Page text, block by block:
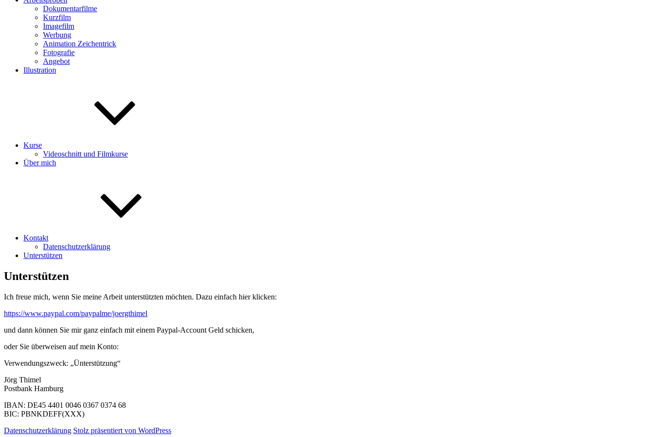
Dokumentarfilme
Kurzfilm
Imagefilm
Werbung
Animation Zeichentrick
Fotografie
Angebot
Illustration
Kurse
Videoschnitt und Filmkurse
Über mich
Kontakt
Datenschutzerklärung
Unterstützen
Unterstützen
Ich freue mich, wenn Sie meine Arbeit unterstützten möchten. Dazu einfach hier klicken:
https://www.paypal.com/paypalme/joergthimel
und dann können Sie mir ganz einfach mit einem Paypal-Account Geld schicken,
oder Sie überweisen auf mein Konto:
Verwendungszweck: „Ünterstützung“
Jörg Thimel
Postbank Hamburg
IBAN: DE45 4401 0046 0367 0374 68
BIC: PBNKDEFF(XXX)
Datenschutzerklärung Stolz präsentiert von WordPress